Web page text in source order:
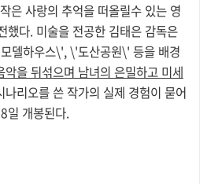
은 사랑의 추억을 떠올릴수 있는 영
했다. 미술을 전공한 김태은 감독은
델하우스\', \'도산공원\' 등을 배경
악을 뒤섞으며 남녀의 은밀하고 미세
나리오를 쓴 작가의 실제 경험이 묻어
일 개봉된다.